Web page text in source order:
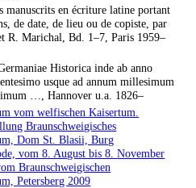
manuscrits en écriture latine portant
de date, de lieu ou de copiste, par
R. Marichal, Bd. 1–7, Paris 1959–
Historica inde ab anno
usque ad annum millesimum
…, Hannover u.a. 1826–
vom welfischen Kaisertum.
Braunschweigisches
Dom St. Blasii, Burg
vom 8. August bis 8. November
Braunschweigischen
Petersberg 2009